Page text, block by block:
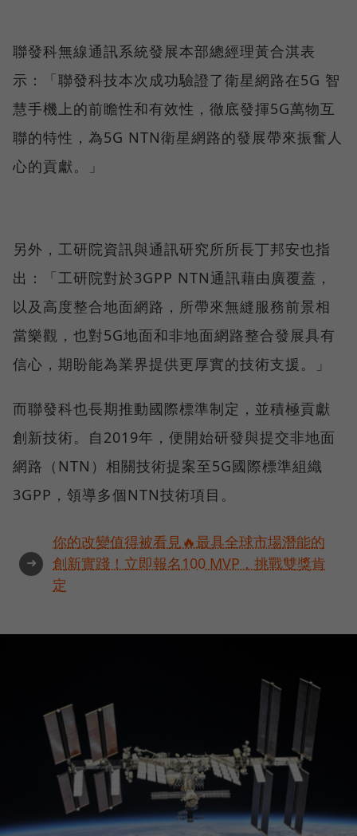
聯發科無線通訊系統發展本部總經理黃合淇表
示：「聯發科技本次成功驗證了衛星網路在5G 智
慧手機上的前瞻性和有效性，徹底發揮5G萬物互
聯的特性，為5G NTN衛星網路的發展帶來振奮人
心的貢獻。」
另外，工研院資訊與通訊研究所所長丁邦安也指
出：「工研院對於3GPP NTN通訊藉由廣覆蓋，
以及高度整合地面網路，所帶來無縫服務前景相
當樂觀，也對5G地面和非地面網路整合發展具有
信心，期盼能為業界提供更厚實的技術支援。」
而聯發科也長期推動國際標準制定，並積極貢獻
創新技術。自2019年，便開始研發與提交非地面
網路（NTN）相關技術提案至5G國際標準組織
3GPP，領導多個NTN技術項目。
➜
你的改變值得被看見🔥最具全球市場潛能的
創新實踐！立即報名100 MVP，挑戰雙獎肯
定